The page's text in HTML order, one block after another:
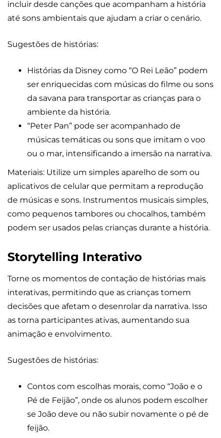
incluir desde canções que acompanham a história
até sons ambientais que ajudam a criar o cenário.
Sugestões de histórias:
Histórias da Disney como “O Rei Leão” podem
ser enriquecidas com músicas do filme ou sons
da savana para transportar as crianças para o
ambiente da história.
“Peter Pan” pode ser acompanhado de
músicas temáticas ou sons que imitam o voo
ou o mar, intensificando a imersão na narrativa.
Materiais: Utilize um simples aparelho de som ou
aplicativos de celular que permitam a reprodução
de músicas e sons. Instrumentos musicais simples,
como pequenos tambores ou chocalhos, também
podem ser usados pelas crianças durante a história.
Storytelling Interativo
Torne os momentos de contação de histórias mais
interativas, permitindo que as crianças tomem
decisões que afetam o desenrolar da narrativa. Isso
as torna participantes ativas, aumentando sua
animação e envolvimento.
Sugestões de histórias:
Contos com escolhas morais, como “João e o
Pé de Feijão”, onde os alunos podem escolher
se João deve ou não subir novamente o pé de
feijão.